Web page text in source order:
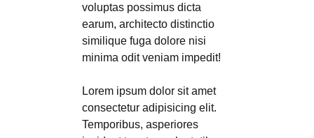
voluptas possimus dicta
earum, architecto distinctio
similique fuga dolore nisi
minima odit veniam impedit!
Lorem ipsum dolor sit amet
consectetur adipisicing elit.
Temporibus, asperiores